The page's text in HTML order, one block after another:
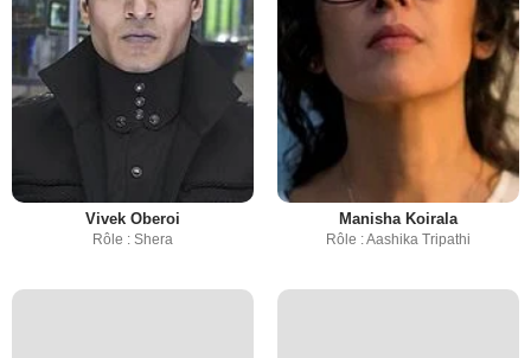
Vivek Oberoi
Rôle : Shera
Manisha Koirala
Rôle : Aashika Tripathi